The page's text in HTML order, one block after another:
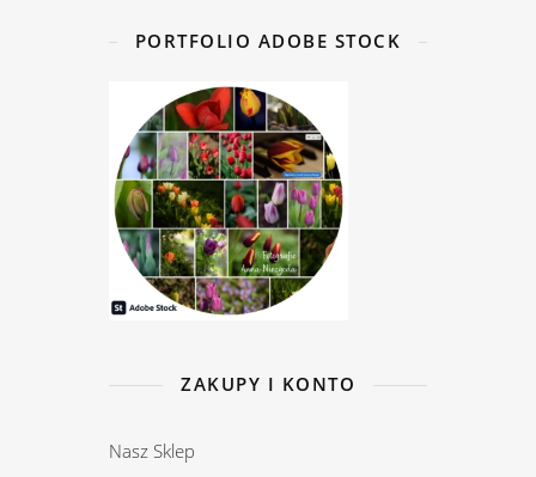
PORTFOLIO ADOBE STOCK
ZAKUPY I KONTO
Nasz Sklep